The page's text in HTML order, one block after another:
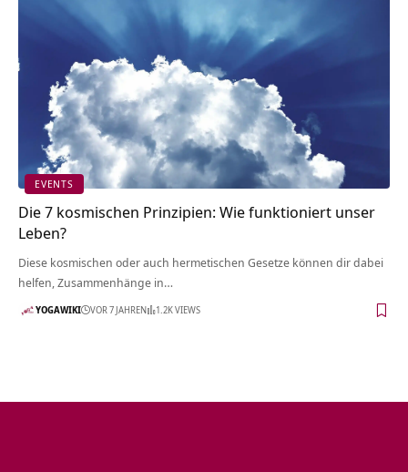
EVENTS
Die 7 kosmischen Prinzipien: Wie funktioniert unser
Leben?
Diese kosmischen oder auch hermetischen Gesetze können dir dabei
helfen, Zusammenhänge in…
YOGAWIKI VOR 7 JAHREN 1.2K VIEWS